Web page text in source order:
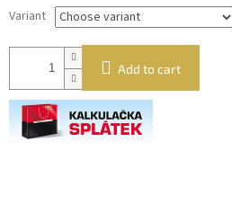
Variant
Add to cart